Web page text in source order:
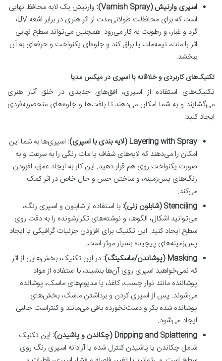
اسپری وارنیش (Varnish Spray):
وارنیش یک لایه محافظ نهایی
است که برای محافظت طولانی‌مدت از اثر هنری در برابر اشعه UV،
گرد و غبار، و رطوبت به کار می‌رود. همچنین می‌تواند سطح نهایی
اثر را مات، نیمه‌مات یا براق کند و جلوه‌ای یکنواخت و حرفه‌ای به آن
ببخشد.
تکنیک‌های کاربردی و خلاقانه با اسپری در میکس مدیا
تکنیک‌های استفاده از اسپری، افق‌های جدیدی در خلق آثار هنری
می‌گشایند و به شما امکان می‌دهند تا بافت‌ها و جلوه‌های منحصربه‌فردی
ایجاد کنید:
Layering with Spray (لایه بندی با اسپری):
اسپری‌ها به شما این
امکان را می‌دهند که لایه‌های شفاف یا مات رنگی را به سرعت و به
صورت یکنواخت روی هم قرار دهید. این کار به ایجاد عمق، افزودن
رنگ‌های پس‌زمینه، و ساختن حس و حال خاص در اثر کمک
می‌کند.
Stenciling (شابلون زنی):
با استفاده از شابلون و اسپری رنگ،
می‌توانید اشکال، الگوها، و نوشته‌های تکرارشونده را به دقت روی
سطح ایجاد کنید. این تکنیک برای افزودن جزئیات گرافیکی یا ایجاد
پس‌زمینه‌های پیچیده بسیار موثر است.
Masking (پوشاندن/ماسکینگ):
در این تکنیک، بخش‌هایی از اثر
که نمی‌خواهید اسپری روی آن‌ها بنشیند، با استفاده از مواد
پوشاننده مانند نوار چسب، کاغذ، یا مدیوم‌های ماسک، پوشانده
می‌شوند. پس از اسپری کردن و برداشتن ماسک، بخش‌های
پوشانده شده بکر و دست‌نخورده باقی می‌مانند و کنتراست جالبی
ایجاد می‌شود.
Dripping and Splattering (چکاندن و پاشیدن):
این تکنیک
شامل چکاندن یا پاشیدن کنترل شده یا آزادانه اسپری رنگ روی